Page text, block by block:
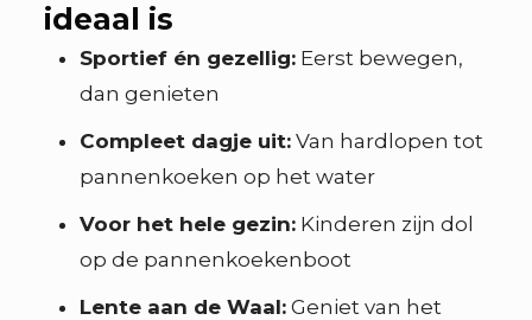
ideaal is
Sportief én gezellig:Eerst bewegen,
dan genieten
Compleet dagje uit:Van hardlopen tot
pannenkoeken op het water
Voor het hele gezin:Kinderen zijn dol
op de pannenkoekenboot
Lente aan de Waal:Geniet van het